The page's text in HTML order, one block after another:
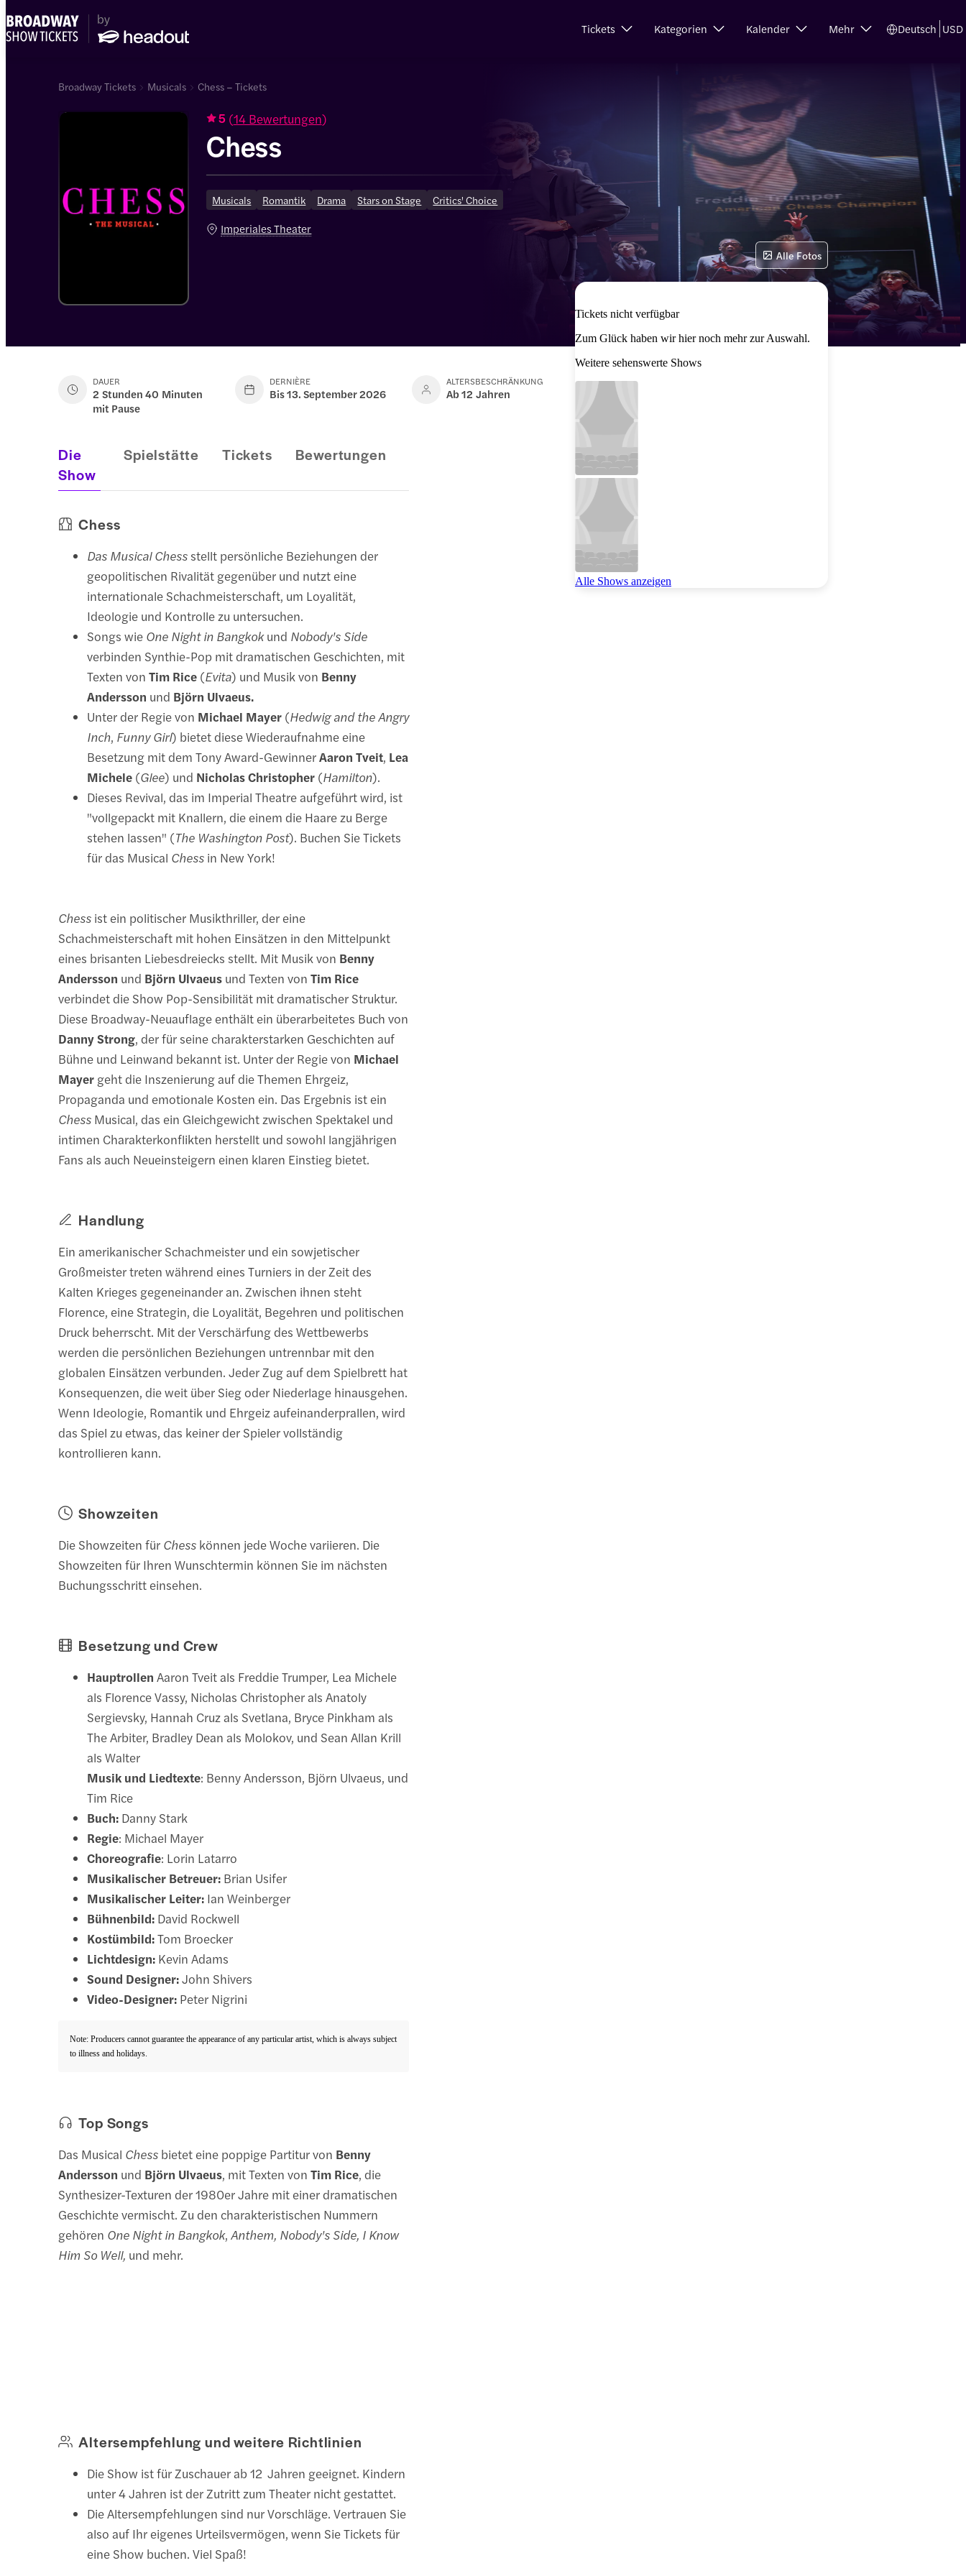
Tickets Kategorien Kalender Mehr Deutsch USD
Broadway Tickets Musicals Chess – Tickets
5 (14 Bewertungen)
Chess
Musicals Romantik Drama Stars on Stage Critics' Choice
Imperiales Theater
Alle Fotos
DAUER
2 Stunden 40 Minuten
mit Pause
DERNIÈRE
Bis 13. September 2026
ALTERSBESCHRÄNKUNG
Ab 12 Jahren
Tickets nicht verfügbar
Zum Glück haben wir hier noch mehr zur Auswahl.
Weitere sehenswerte Shows
Alle Shows anzeigen
Die
Show
Spielstätte Tickets Bewertungen
Chess
Das Musical Chess stellt persönliche Beziehungen der
geopolitischen Rivalität gegenüber und nutzt eine
internationale Schachmeisterschaft, um Loyalität,
Ideologie und Kontrolle zu untersuchen.
Songs wie One Night in Bangkokund Nobody's Side
verbinden Synthie-Pop mit dramatischen Geschichten, mit
Texten vonTim Rice (Evita) und Musik von Benny
Andersson und Björn Ulvaeus.
Unter der Regie von Michael Mayer (Hedwig and the Angry
Inch, Funny Girl) bietet diese Wiederaufnahme eine
Besetzung mit dem Tony Award-GewinnerAaron Tveit, Lea
Michele (Glee) und Nicholas Christopher (Hamilton).
Dieses Revival, das im Imperial Theatre aufgeführt wird, ist
"vollgepackt mit Knallern, die einem die Haare zu Berge
stehen lassen" (The Washington Post). Buchen Sie Tickets
für das Musical Chess in New York!
Chess ist ein politischer Musikthriller, der eine
Schachmeisterschaft mit hohen Einsätzen in den Mittelpunkt
eines brisanten Liebesdreiecks stellt. Mit Musik von Benny
Andersson und Björn Ulvaeus und Texten vonTim Rice
verbindet die Show Pop-Sensibilität mit dramatischer Struktur.
Diese Broadway-Neuauflage enthält ein überarbeitetes Buch von
Danny Strong, der für seine charakterstarken Geschichten auf
Bühne und Leinwand bekannt ist. Unter der Regie von Michael
Mayer geht die Inszenierung auf die Themen Ehrgeiz,
Propaganda und emotionale Kosten ein. Das Ergebnis ist ein
Chess Musical, das ein Gleichgewicht zwischen Spektakel und
intimen Charakterkonflikten herstellt und sowohl langjährigen
Fans als auch Neueinsteigern einen klaren Einstieg bietet.
Handlung
Ein amerikanischer Schachmeister und ein sowjetischer
Großmeister treten während eines Turniers in der Zeit des
Kalten Krieges gegeneinander an. Zwischen ihnen steht
Florence, eine Strategin, die Loyalität, Begehren und politischen
Druck beherrscht. Mit der Verschärfung des Wettbewerbs
werden die persönlichen Beziehungen untrennbar mit den
globalen Einsätzen verbunden. Jeder Zug auf dem Spielbrett hat
Konsequenzen, die weit über Sieg oder Niederlage hinausgehen.
Wenn Ideologie, Romantik und Ehrgeiz aufeinanderprallen, wird
das Spiel zu etwas, das keiner der Spieler vollständig
kontrollieren kann.
Showzeiten
Die Showzeiten für Chess können jede Woche variieren. Die
Showzeiten für Ihren Wunschtermin können Sie im nächsten
Buchungsschritt einsehen.
Besetzung und Crew
Hauptrollen Aaron Tveit als Freddie Trumper, Lea Michele
als Florence Vassy, Nicholas Christopher als Anatoly
Sergievsky, Hannah Cruz als Svetlana, Bryce Pinkham als
The Arbiter, Bradley Dean als Molokov, und Sean Allan Krill
als Walter
Musik und Liedtexte: Benny Andersson, Björn Ulvaeus, und
Tim Rice
Buch: Danny Stark
Regie: Michael Mayer
Choreografie: Lorin Latarro
Musikalischer Betreuer: Brian Usifer
Musikalischer Leiter: Ian Weinberger
Bühnenbild: David Rockwell
Kostümbild:Tom Broecker
Lichtdesign: Kevin Adams
Sound Designer:John Shivers
Video-Designer: Peter Nigrini
Note: Producers cannot guarantee the appearance of any particular artist, which is always subject
to illness and holidays.
Top Songs
Das Musical Chess bietet eine poppige Partitur von Benny
Andersson und Björn Ulvaeus, mit Texten vonTim Rice, die
Synthesizer-Texturen der 1980er Jahre mit einer dramatischen
Geschichte vermischt. Zu den charakteristischen Nummern
gehören One Night in Bangkok,Anthem, Nobody's Side, I Know
Him So Well, und mehr.
Altersempfehlung und weitere Richtlinien
Die Show ist für Zuschauer ab 12 Jahren geeignet. Kindern
unter 4 Jahren ist der Zutritt zum Theater nicht gestattet.
Die Altersempfehlungen sind nur Vorschläge. Vertrauen Sie
also auf Ihr eigenes Urteilsvermögen, wenn Sie Tickets für
eine Show buchen. Viel Spaß!